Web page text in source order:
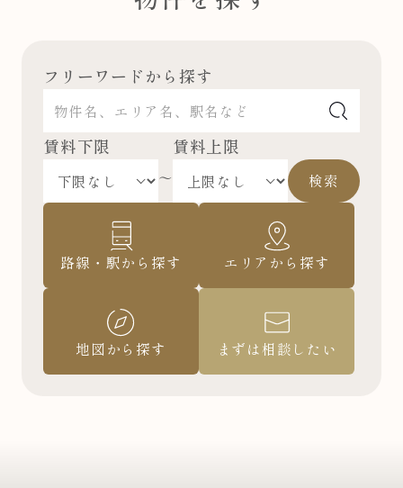
フリーワードから探す
賃料下限
～
賃料上限
検索
路線・駅から探す エリアから探す
地図から探す まずは相談したい